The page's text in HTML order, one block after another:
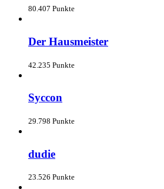
80.407 Punkte
Der Hausmeister
42.235 Punkte
Syccon
29.798 Punkte
dudie
23.526 Punkte